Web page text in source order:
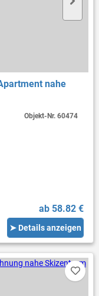
nahe
ab 58.82 €
➤ Details anzeigen
Objekt-Nr.60474